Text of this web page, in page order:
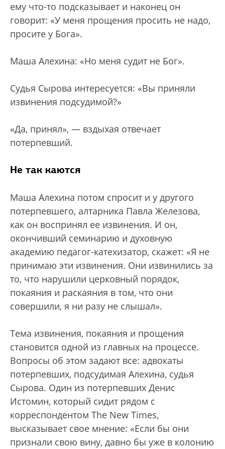
ему что-то подсказывает и наконец он
говорит: «У меня прощения просить не надо,
просите у Бога».
Маша Алехина: «Но меня судит не Бог».
Судья Сырова интересуется: «Вы приняли
извинения подсудимой?»
«Да, принял», — вздыхая отвечает
потерпевший.
Не так каются
Маша Алехина потом спросит и у другого
потерпевшего, алтарника Павла Железова,
как он воспринял ее извинения. И он,
окончивший семинарию и духовную
академию педагог-катехизатор, скажет: «Я не
принимаю эти извинения. Они извинились за
то, что нарушили церковный порядок,
покаяния и раскаяния в том, что они
совершили, я ни разу не слышал».
Тема извинения, покаяния и прощения
становится одной из главных на процессе.
Вопросы об этом задают все: адвокаты
потерпевших, подсудимая Алехина, судья
Сырова. Один из потерпевших Денис
Истомин, который сидит рядом с
корреспондентом The New Times,
высказывает свое мнение: «Если бы они
признали свою вину, давно бы уже в колонию